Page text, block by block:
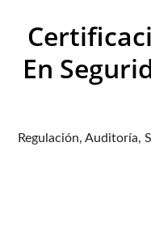
En
Regulación, Auditoría,